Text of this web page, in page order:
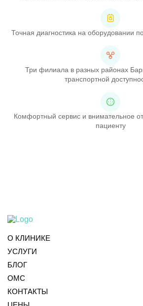
Точная диагностика на оборудовании
Три филиала в разных районах
транспортной
Комфортный сервис и внимательное
пациенту
О КЛИНИКЕ
УСЛУГИ
БЛОГ
ОМС
КОНТАКТЫ